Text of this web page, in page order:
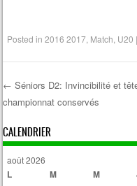
Posted in2016 2017 Match U20
Post
← Séniors D2: Invincibilité et
championnat conservés
CALENDRIER
août 2026
L M M